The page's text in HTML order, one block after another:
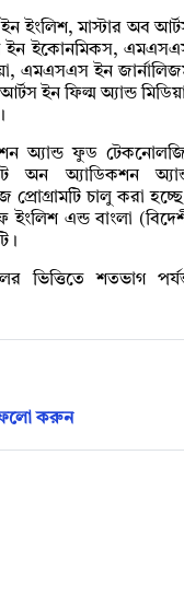
ইংলিশ, মাস্টার অব
ইন ইকোনমিকস,
এমএসএস ইন
ইন ফিল্ম অ্যান্ড
অ্যান্ড ফুড
অন অ্যাডিকশন
প্রোগ্রামটি চালু করা
এন্ড বাংলা
ভিত্তিতে শতভাগ
ফলো করুন